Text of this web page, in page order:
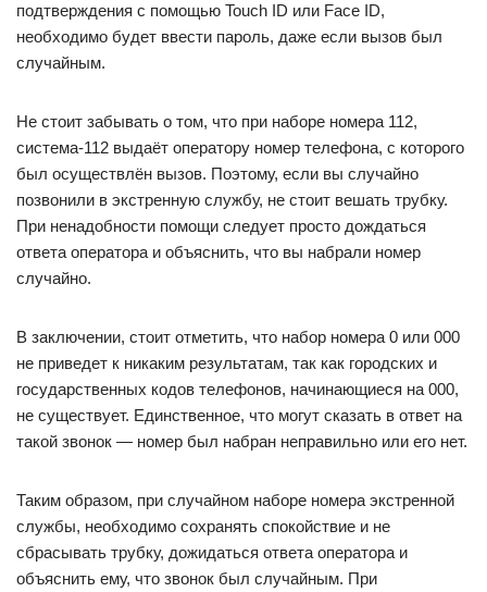
подтверждения с помощью Touch ID или Face ID,
необходимо будет ввести пароль, даже если вызов был
случайным.
Не стоит забывать о том, что при наборе номера 112,
система-112 выдаёт оператору номер телефона, с которого
был осуществлён вызов. Поэтому, если вы случайно
позвонили в экстренную службу, не стоит вешать трубку.
При ненадобности помощи следует просто дождаться
ответа оператора и объяснить, что вы набрали номер
случайно.
В заключении, стоит отметить, что набор номера 0 или 000
не приведет к никаким результатам, так как городских и
государственных кодов телефонов, начинающиеся на 000,
не существует. Единственное, что могут сказать в ответ на
такой звонок — номер был набран неправильно или его нет.
Таким образом, при случайном наборе номера экстренной
службы, необходимо сохранять спокойствие и не
сбрасывать трубку, дожидаться ответа оператора и
объяснить ему, что звонок был случайным. При